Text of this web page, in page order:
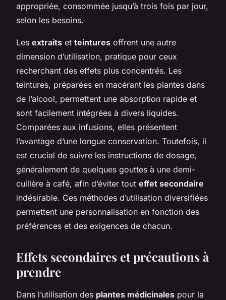
appropriée, consommée jusqu’à trois fois par jour,
selon les besoins.
Les extraits et teintures offrent une autre
dimension d’utilisation, pratique pour ceux
recherchant des effets plus concentrés. Les
teintures, préparées en macérant les plantes dans
de l’alcool, permettent une absorption rapide et
sont facilement intégrées à divers liquides.
Comparées aux infusions, elles présentent
l’avantage d’une longue conservation. Toutefois, il
est crucial de suivre les instructions de dosage,
généralement de quelques gouttes à une demi-
cuillère à café, afin d’éviter tout effet secondaire
indésirable. Ces méthodes d’utilisation diversifiées
permettent une personnalisation en fonction des
préférences et des exigences de chacun.
Effets secondaires et précautions à
prendre
Dans l’utilisation des plantes médicinales pour la